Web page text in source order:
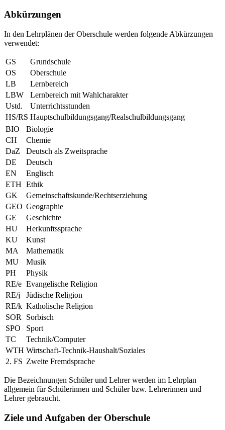
Abkürzungen
In den Lehrplänen der Oberschule werden folgende Abkürzungen
verwendet:
GS
Grundschule
OS
Oberschule
LB
Lernbereich
LBW
Lernbereich mit Wahlcharakter
Ustd.
Unterrichtsstunden
HS/RS Hauptschulbildungsgang/Realschulbildungsgang
BIO
Biologie
CH
Chemie
DaZ
Deutsch als Zweitsprache
DE
Deutsch
EN
Englisch
ETH Ethik
GK
Gemeinschaftskunde/Rechtserziehung
GEO Geographie
GE
Geschichte
HU
Herkunftssprache
KU
Kunst
MA
Mathematik
MU
Musik
PH
Physik
RE/e Evangelische Religion
RE/j
Jüdische Religion
RE/k Katholische Religion
SOR
Sorbisch
SPO
Sport
TC
Technik/Computer
WTH Wirtschaft-Technik-Haushalt/Soziales
2. FS Zweite Fremdsprache
Die Bezeichnungen Schüler und Lehrer werden im Lehrplan
allgemein für Schülerinnen und Schüler bzw. Lehrerinnen und
Lehrer gebraucht.
Ziele und Aufgaben der Oberschule